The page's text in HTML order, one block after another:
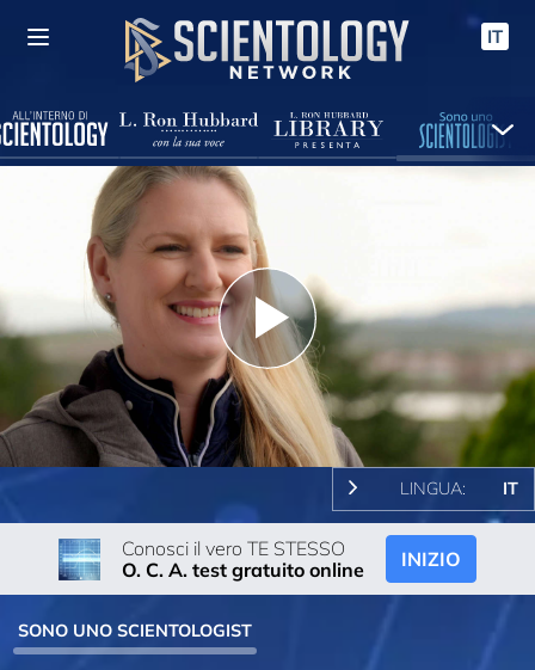
IT
Play
Video
LINGUA: IT
Conosci il vero TE STESSO
O. C. A. test gratuito online
INIZIO
SONO UNO SCIENTOLOGIST